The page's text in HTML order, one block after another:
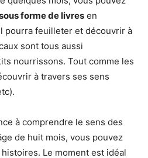
forme de livres en
pourra feuilleter et découvrir à
sont tous aussi
nourrissons. Tout comme les
à travers ses sens
à comprendre le sens des
de huit mois, vous pouvez
Le moment est idéal